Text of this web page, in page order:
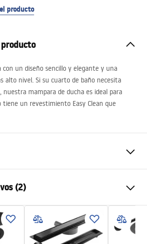
producto
con un diseño sencillo y elegante y una
alto nivel. Si su cuarto de baño necesita
nuestra mampara de ducha es ideal para
tiene un revestimiento Easy Clean que
Esquina
Transparent 6mm
Inclinable de dos lados
(2)